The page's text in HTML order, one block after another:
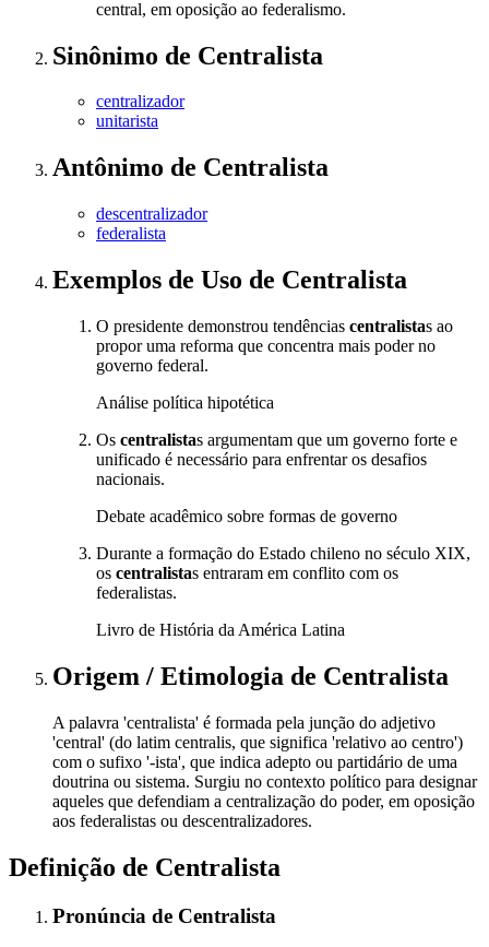
central, em oposição ao federalismo.
Sinônimo de Centralista
centralizador
unitarista
Antônimo de Centralista
descentralizador
federalista
Exemplos de Uso de Centralista
O presidente demonstrou tendências centralistas ao
propor uma reforma que concentra mais poder no
governo federal.
Análise política hipotética
Os centralistas argumentam que um governo forte e
unificado é necessário para enfrentar os desafios
nacionais.
Debate acadêmico sobre formas de governo
Durante a formação do Estado chileno no século XIX,
os centralistas entraram em conflito com os
federalistas.
Livro de História da América Latina
Origem / Etimologia de Centralista
A palavra 'centralista' é formada pela junção do adjetivo
'central' (do latim centralis, que significa 'relativo ao centro')
com o sufixo '-ista', que indica adepto ou partidário de uma
doutrina ou sistema. Surgiu no contexto político para designar
aqueles que defendiam a centralização do poder, em oposição
aos federalistas ou descentralizadores.
Definição de Centralista
Pronúncia de Centralista